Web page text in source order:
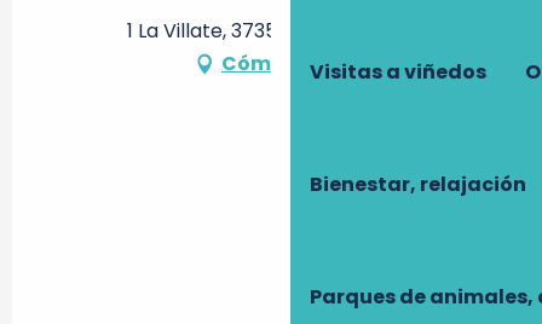
Visitas a viñedos
Bienestar, relajación
Parques de
1 La Villate, 37350 Chaumussay
Cómo llegar